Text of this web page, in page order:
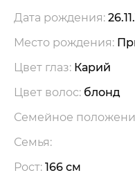
Дата рождения:
Место рождения:
Цвет глаз: Карий
Цвет волос: блонд
Семейное
Семья:
Рост: 166 см